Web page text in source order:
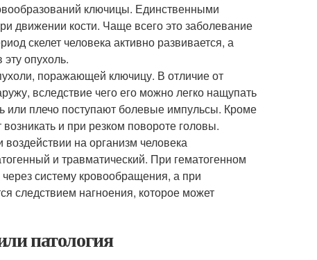
ключицы. Единственными
движении кости. Чаще всего это заболевание
скелет человека активно развивается, а
опухоль.
поражающей ключицу. В отличие от
вследствие чего его можно легко нащупать
или плечо поступают болевые импульсы. Кроме
и при резком повороте головы.
на организм человека
и травматический. При гематогенном
систему кровообращения, а при
следствием нагноения, которое может
патология